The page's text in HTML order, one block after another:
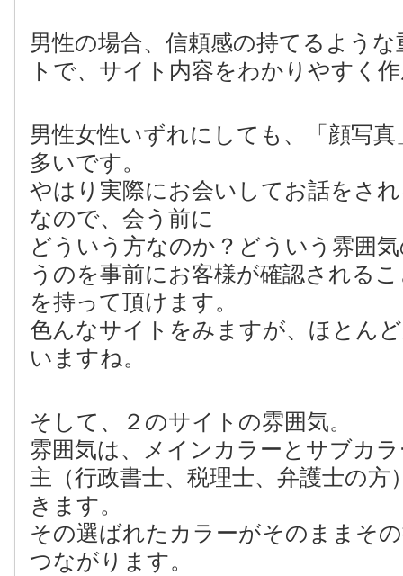
男性の場合、信頼感の持てるよう
トで、サイト内容をわかりやすく
男性女性いずれにしても、「顔写
多いです。
やはり実際にお会いしてお話をさ
なので、会う前に
どういう方なのか？どういう雰囲
うのを事前にお客様が確認される
を持って頂けます。
色んなサイトをみますが、ほとん
いますね。
そして、２のサイトの雰囲気。
雰囲気は、メインカラーとサブカ
主（行政書士、税理士、弁護士の方
きます。
その選ばれたカラーがそのままそ
つながります。